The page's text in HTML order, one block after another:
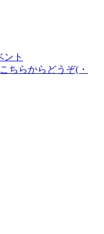
ント
ちらからどうぞ(・